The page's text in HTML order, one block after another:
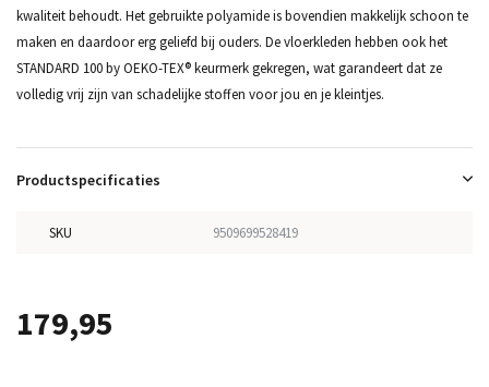
179,95
kwaliteit behoudt. Het gebruikte polyamide is bovendien makkelijk schoon te
maken en daardoor erg geliefd bij ouders. De vloerkleden hebben ook het
STANDARD 100 by OEKO-TEX® keurmerk gekregen, wat garandeert dat ze
volledig vrij zijn van schadelijke stoffen voor jou en je kleintjes.
Productspecificaties
SKU 9509699528419